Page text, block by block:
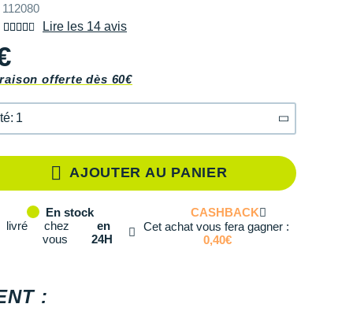
Lire les 14 avis
offerte dès 60€
1
AJOUTER AU PANIER
En stock
livré
chez
vous
en
24H
CASHBACK
Cet achat vous fera gagner :
0,40€
: